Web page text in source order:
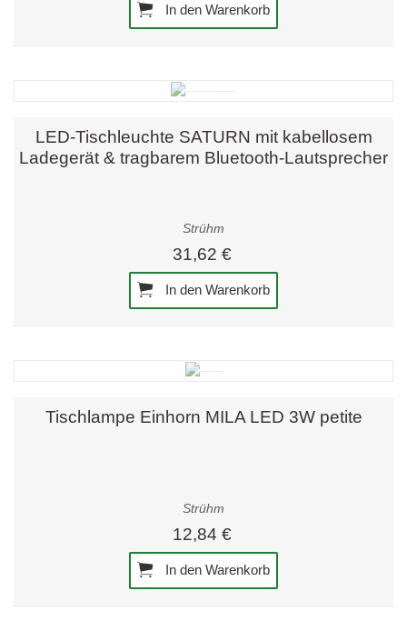
In den Warenkorb
LED-Tischleuchte SATURN mit kabellosem
Ladegerät & tragbarem Bluetooth-Lautsprecher
Strühm
31,62 €
In den Warenkorb
Tischlampe Einhorn MILA LED 3W petite
Strühm
12,84 €
In den Warenkorb